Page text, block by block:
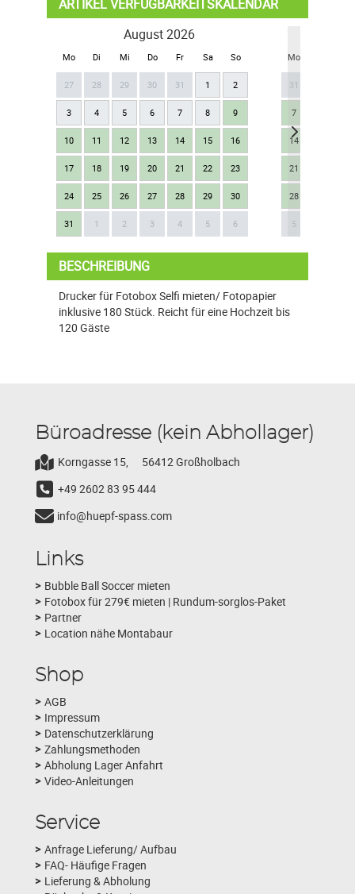
ARTIKEL VERFÜGBARKEITSKALENDAR
August 2026
Mo Di Mi Do Fr Sa So
27 28 29 30 31 1 2
3 4 5 6 7 8 9
10 11 12 13 14 15 16
17 18 19 20 21 22 23
24 25 26 27 28 29 30
31 1 2 3 4 5 6
Mo
31
7
14
21
28
5
Next
BESCHREIBUNG
Drucker für Fotobox Selfi mieten/ Fotopapier
inklusive 180 Stück. Reicht für eine Hochzeit bis
120 Gäste
Büroadresse (kein Abhollager)
Korngasse 15,
56412 Großholbach
+49 2602 83 95 444
info@huepf-spass.com
Links
Bubble Ball Soccer mieten
Fotobox für 279€ mieten | Rundum-sorglos-Paket
Partner
Location nähe Montabaur
Shop
AGB
Impressum
Datenschutzerklärung
Zahlungsmethoden
Abholung Lager Anfahrt
Video-Anleitungen
Service
Anfrage Lieferung/ Aufbau
FAQ- Häufige Fragen
Lieferung & Abholung